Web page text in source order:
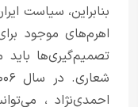
بنابراین، سیاست
اهرم‌های موجود
تصمیم‌گیری‌ها باید
شعاری. در سال ۲۰۰۶ میلادی، در دوره ریاست‌جمهوری
احمدی‌نژاد ،